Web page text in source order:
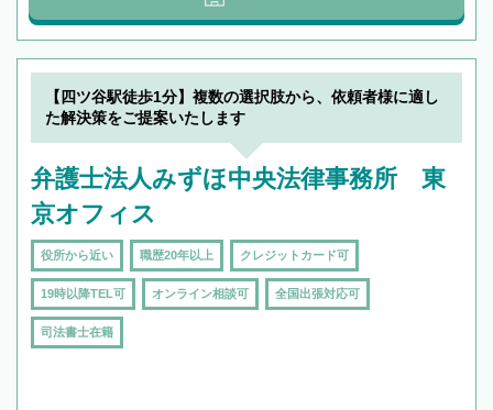
【四ツ谷駅徒歩1分】複数の選択肢から、依頼者様に適し
た解決策をご提案いたします
弁護士法人みずほ中央法律事務所 東
京オフィス
役所から近い 職歴20年以上 クレジットカード可
19時以降TEL可 オンライン相談可 全国出張対応可
司法書士在籍